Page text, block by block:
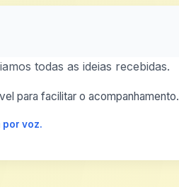
todas as ideias recebidas.
para facilitar o acompanhamento.
por voz.